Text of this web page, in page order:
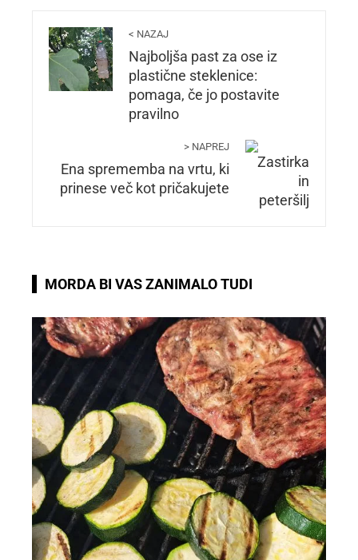
< NAZAJ
Najboljša past za ose iz
plastične steklenice:
pomaga, če jo postavite
pravilno
> NAPREJ
Ena sprememba na vrtu, ki
prinese več kot pričakujete
MORDA BI VAS ZANIMALO TUDI